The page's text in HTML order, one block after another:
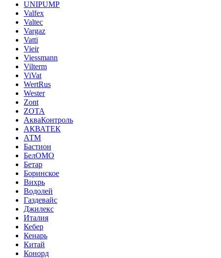
UNIPUMP
Valfex
Valtec
Vargaz
Vatti
Vieir
Viessmann
Vilterm
ViVat
WertRus
Wester
Zont
ZOTA
АкваКонтроль
АКВАТЕК
АТМ
Бастион
БелОМО
Бетар
Боринское
Вихрь
Водолей
Газдевайс
Джилекс
Италия
Кебер
Кенарь
Китай
Конорд